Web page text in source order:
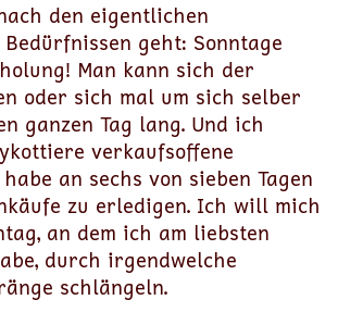
den eigentlichen
geht: Sonntage
Man kann sich der
oder sich mal um sich selber
ganzen Tag lang. Und ich
verkaufsoffene
an sechs von sieben Tagen
zu erledigen. Ich will mich
an dem ich am liebsten
durch irgendwelche
schlängeln.